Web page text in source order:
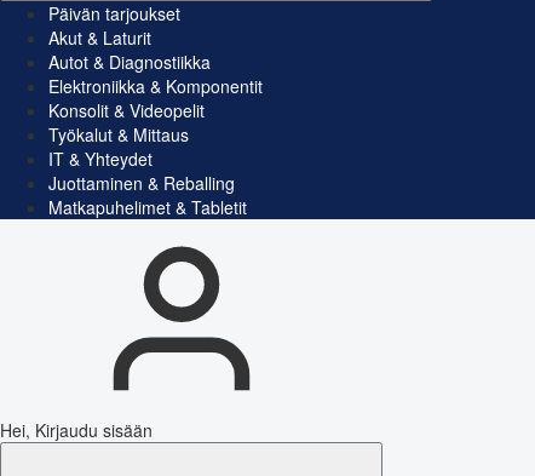
Päivän tarjoukset
Akut & Laturit
Autot & Diagnostiikka
Elektroniikka & Komponentit
Konsolit & Videopelit
Työkalut & Mittaus
IT & Yhteydet
Juottaminen & Reballing
Matkapuhelimet & Tabletit
Hei, Kirjaudu sisään